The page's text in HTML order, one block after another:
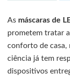
As máscaras de
prometem tratar
conforto de casa,
ciência já tem
dispositivos